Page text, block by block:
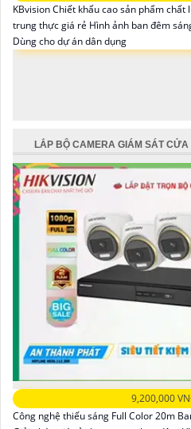
KBvision Chiết khấu cao sản phẩm
trung thực giá rẻ Hình ảnh ban đêm
Dùng cho dự án dân dụng
LẮP BỘ CAMERA GIÁM SÁT
9,200,000
Công nghệ thiếu sáng Full Color 20m